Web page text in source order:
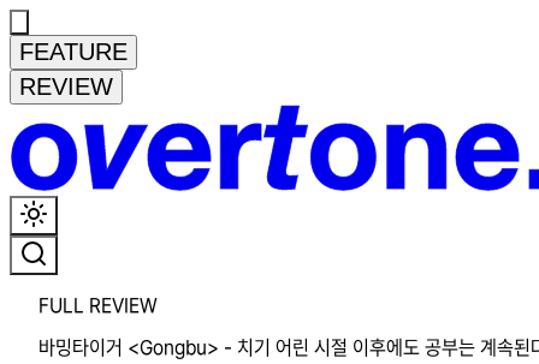
FEATURE
REVIEW
FULL REVIEW
바밍타이거 <Gongbu> - 치기 어린 시절 이후에도 공부는 계속된